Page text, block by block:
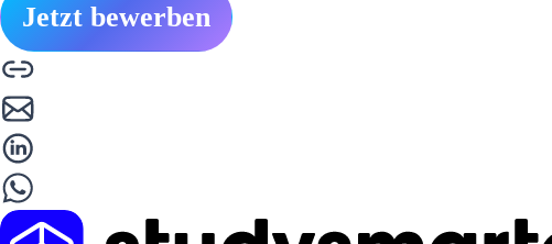
Jetzt bewerben